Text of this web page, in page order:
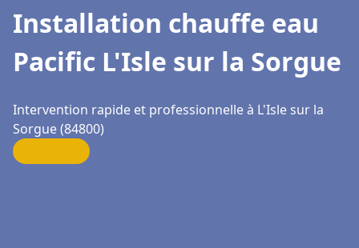
Installation chauffe eau
Pacific L'Isle sur la Sorgue
Intervention rapide et professionnelle à L'Isle sur la
Sorgue (84800)